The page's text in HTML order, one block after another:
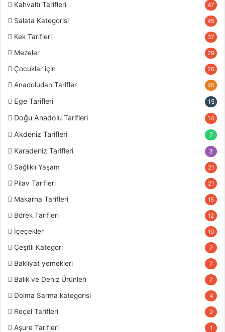
Kahvaltı Tarifleri 47
Salata Kategorisi 45
Kek Tarifleri 37
Mezeler 29
Çocuklar için 26
Anadoludan Tarifler 45
Ege Tarifleri 15
Doğu Anadolu Tarifleri 14
Akdeniz Tarifleri 7
Karadeniz Tarifleri 3
Sağlıklı Yaşam 21
Pilav Tarifleri 21
Makarna Tarifleri 15
Börek Tarifleri 12
İçeçekler 10
Çeşitli Kategori 7
Bakliyat yemekleri 7
Balık ve Deniz Ürünleri 7
Dolma Sarma kategorisi 4
Reçel Tarifleri 2
Aşure Tarifleri 1